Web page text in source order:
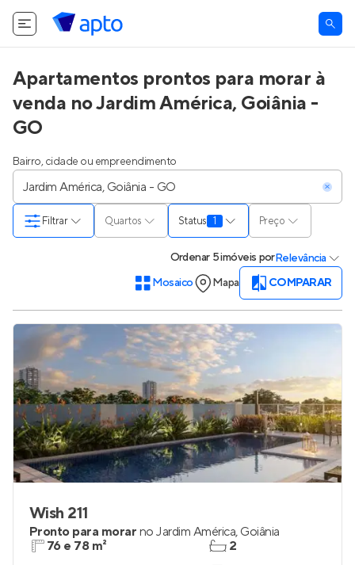
Apartamentos prontos para morar à
venda no Jardim América, Goiânia -
GO
Bairro, cidade ou empreendimento
Quartos Status 1 Preço
Filtrar
Ordenar 5 imóveis porRelevância
Mosaico
Mapa COMPARAR
Wish 211
Pronto para morar no Jardim América, Goiânia
76 e 78 m²
2